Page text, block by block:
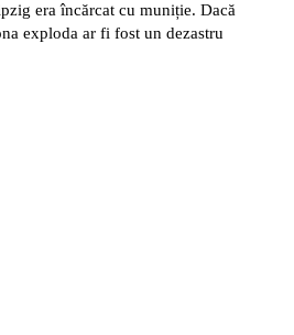
era încărcat cu muniție. Dacă
exploda ar fi fost un dezastru